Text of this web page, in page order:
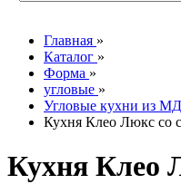
Главная »
Каталог »
Форма »
угловые »
Угловые кухни из
Кухня Клео Люкс со
Кухня Клео